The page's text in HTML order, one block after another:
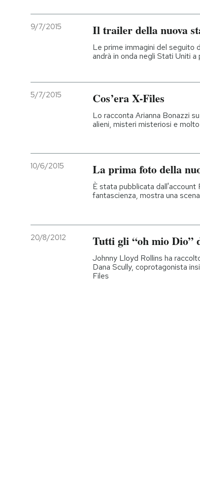
9/7/2015 Il trailer della nuova
Le prime immagini del seguito
andrà in onda negli Stati Uniti
5/7/2015 Cos’era X-Files
Lo racconta Arianna Bonazzi
alieni, misteri misteriosi e
10/6/2015 La prima foto della
È stata pubblicata dall'account
fantascienza, mostra una
20/8/2012 Tutti gli “oh mio Dio”
Johnny Lloyd Rollins ha
Dana Scully, coprotagonista
Files